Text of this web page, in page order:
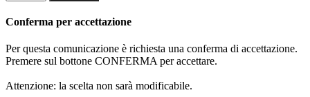
Conferma per accettazione
Per questa comunicazione è richiesta una conferma di accettazione.
Premere sul bottone CONFERMA per accettare.
Attenzione: la scelta non sarà modificabile.